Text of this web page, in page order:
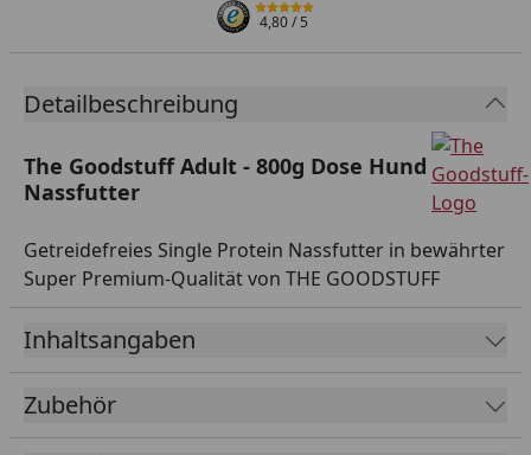
4,80/ 5
Detailbeschreibung
The Goodstuff Adult - 800g Dose Hund
Nassfutter
Getreidefreies Single Protein Nassfutter in bewährter
Super Premium-Qualität von THE GOODSTUFF
Inhaltsangaben
Zubehör